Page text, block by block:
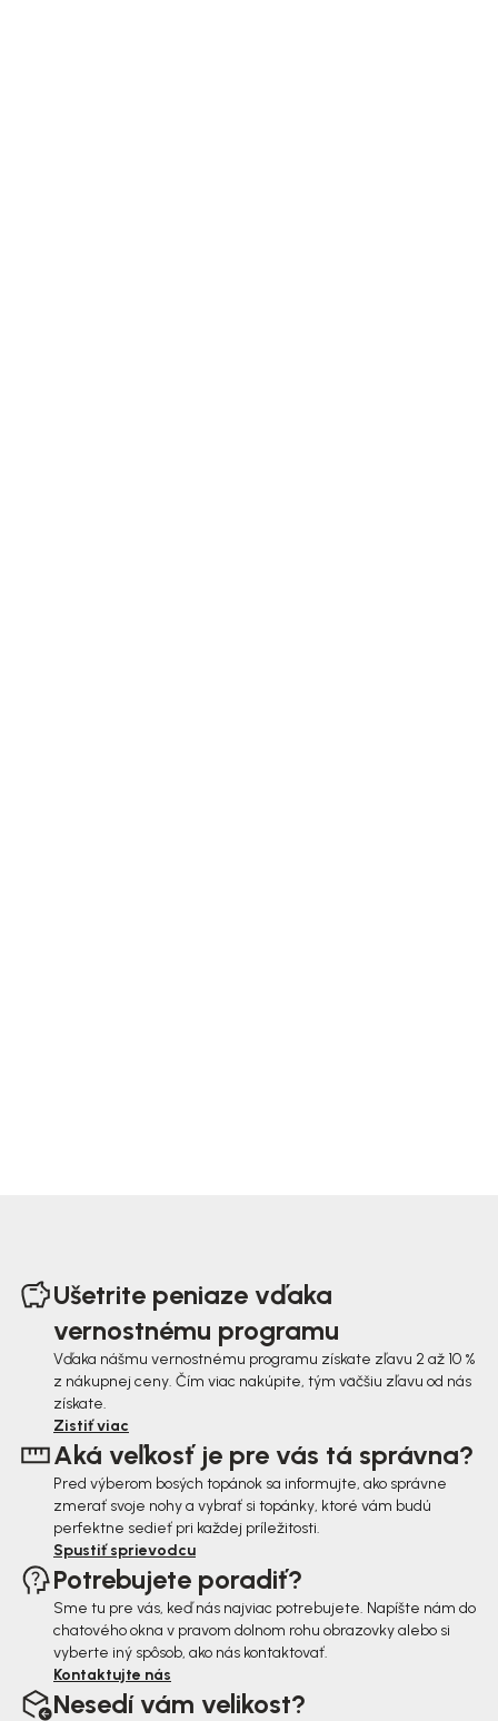
Ušetrite peniaze vďaka
vernostnému programu
Vďaka nášmu vernostnému programu získate zľavu 2 až 10 %
z nákupnej ceny. Čím viac nakúpite, tým väčšiu zľavu od nás
získate.
Zistiť viac
Aká veľkosť je pre vás tá správna?
Pred výberom bosých topánok sa informujte, ako správne
zmerať svoje nohy a vybrať si topánky, ktoré vám budú
perfektne sedieť pri každej príležitosti.
Spustiť sprievodcu
Potrebujete poradiť?
Sme tu pre vás, keď nás najviac potrebujete. Napíšte nám do
chatového okna v pravom dolnom rohu obrazovky alebo si
vyberte iný spôsob, ako nás kontaktovať.
Kontaktujte nás
Nesedí vám velikost?